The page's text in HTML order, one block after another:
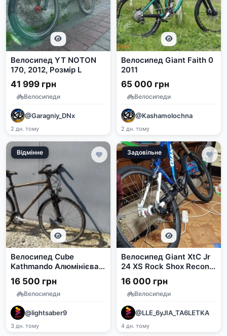
Велосипед YT NOTON
170, 2012, Розмір L
41 999 грн
Велосипеди
@Garagniy_DNx
2 дн. тому
Велосипед Giant Faith 0
2011
65 000 грн
Велосипеди
@Kashamolochna
2 дн. тому
Відмінне
Велосипед Cube
Kathmando Алюмінієва
рама 52 см
16 500 грн
Велосипеди
@lightsaber9
3 дн. тому
Задовільне
Велосипед Giant XtC Jr
24 XS Rock Shox Recon
Solo Air 351
16 000 грн
Велосипеди
@LLE_6yJIA_TA6LETKA
4 дн. тому